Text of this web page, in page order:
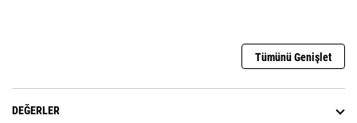
Tümünü Genişlet
DEĞERLER